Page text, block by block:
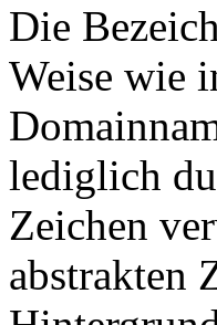
Die
Weise wie
lediglich
Zeichen
abstrakten